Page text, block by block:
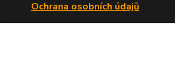
Ochrana osobních údajů